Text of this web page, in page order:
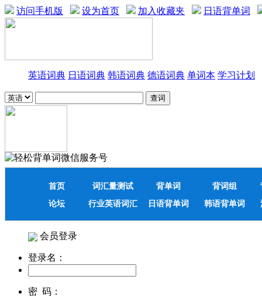
访问手机版 设为首页 加入收藏夹 日语背单词
英语词典 日语词典 韩语词典 德语词典 单词本 学习计划
首页 词汇量测试 背单词 背词组
论坛
行业英语词汇 日语背单词 韩语背单词
会员登录
登录名：
密 码：